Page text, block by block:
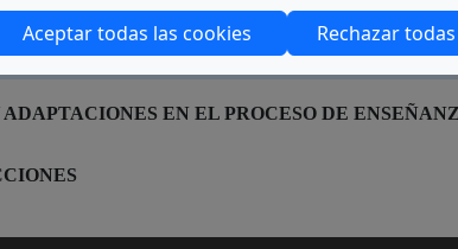
Aceptar todas las cookies Rechazar
Y DE LA INFORMACIÓN
ADAPTACIONES EN EL PROCESO DE